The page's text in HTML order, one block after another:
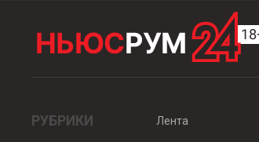
РУБРИКИ
Лента